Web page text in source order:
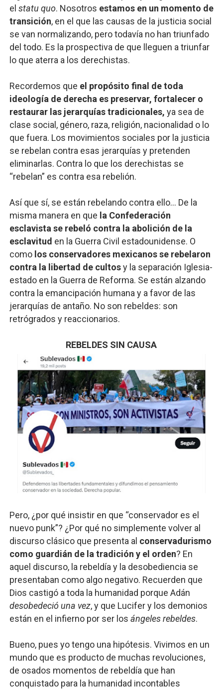
el statu quo. Nosotros estamos en un momento de
transición, en el que las causas de la justicia social
se van normalizando, pero todavía no han triunfado
del todo. Es la prospectiva de que lleguen a triunfar
lo que aterra a los derechistas.
Recordemos que el propósito final de toda
ideología de derecha es preservar, fortalecer o
restaurar las jerarquías tradicionales, ya sea de
clase social, género, raza, religión, nacionalidad o lo
que fuera. Los movimientos sociales por la justicia
se rebelan contra esas jerarquías y pretenden
eliminarlas. Contra lo que los derechistas se
“rebelan” es contra esa rebelión.
Así que sí, se están rebelando contra ello… De la
misma manera en que la Confederación
esclavista se rebeló contra la abolición de la
esclavitud en la Guerra Civil estadounidense. O
como los conservadores mexicanos se rebelaron
contra la libertad de cultosy la separación Iglesia-
estado en la Guerra de Reforma. Se están alzando
contra la emancipación humana y a favor de las
jerarquías de antaño. No son rebeldes: son
retrógrados y reaccionarios.
REBELDES SIN CAUSA
Pero, ¿por qué insistir en que “conservador es el
nuevo punk”? ¿Por qué no simplemente volver al
discurso clásico que presenta al conservadurismo
como guardián de la tradición y el orden? En
aquel discurso, la rebeldía y la desobediencia se
presentaban como algo negativo. Recuerden que
Dios castigó a toda la humanidad porque Adán
desobedecióuna vez, y que Lucifer y los demonios
están en el infierno por ser los ángeles rebeldes.
Bueno, pues yo tengo una hipótesis. Vivimos en un
mundo que es producto de muchas revoluciones,
de osados momentos de rebeldía que han
conquistado para la humanidad incontables